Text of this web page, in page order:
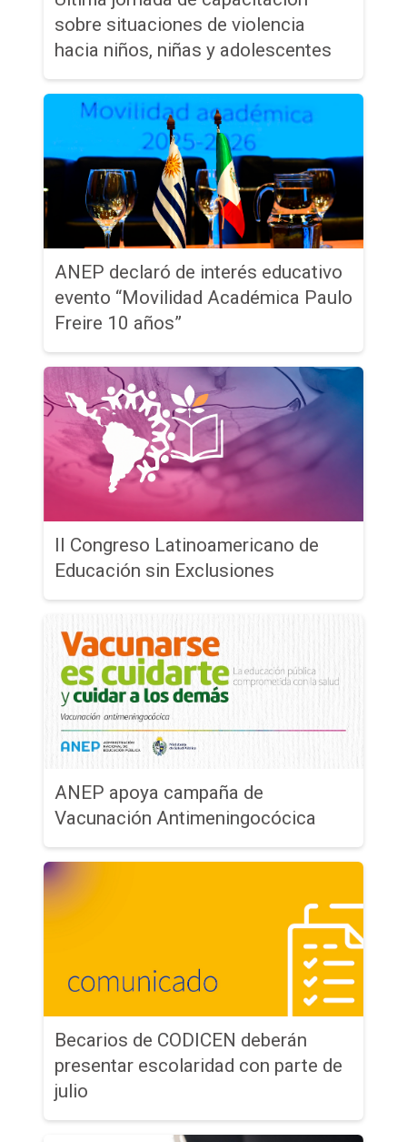
sobre situaciones de violencia
hacia niños, niñas y adolescentes
ANEP declaró de interés educativo
evento “Movilidad Académica Paulo
Freire 10 años”
II Congreso Latinoamericano de
Educación sin Exclusiones
ANEP apoya campaña de
Vacunación Antimeningocócica
Becarios de CODICEN deberán
presentar escolaridad con parte de
julio